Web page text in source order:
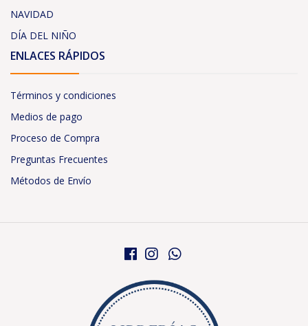
NAVIDAD
DÍA DEL NIÑO
ENLACES RÁPIDOS
Términos y condiciones
Medios de pago
Proceso de Compra
Preguntas Frecuentes
Métodos de Envío